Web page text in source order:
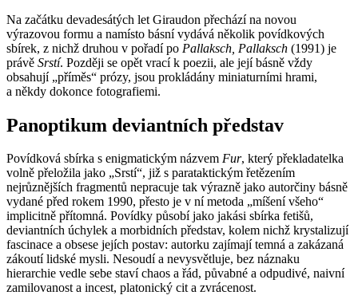
Na začátku devadesátých let Giraudon přechází na novou
výrazovou formu a namísto básní vydává několik povídkových
sbírek, z nichž druhou v pořadí po Pallaksch, Pallaksch (1991) je
právě Srstí. Později se opět vrací k poezii, ale její básně vždy
obsahují „příměs“ prózy, jsou prokládány miniaturními hrami,
a někdy dokonce fotografiemi.
Panoptikum deviantních představ
Povídková sbírka s enigmatickým názvem Fur, který překladatelka
volně přeložila jako „Srstí“, již s parataktickým řetězením
nejrůznějších fragmentů nepracuje tak výrazně jako autorčiny básně
vydané před rokem 1990, přesto je v ní metoda „míšení všeho“
implicitně přítomná. Povídky působí jako jakási sbírka fetišů,
deviantních úchylek a morbidních představ, kolem nichž krystalizují
fascinace a obsese jejích postav: autorku zajímají temná a zakázaná
zákoutí lidské mysli. Nesoudí a nevysvětluje, bez náznaku
hierarchie vedle sebe staví chaos a řád, půvabné a odpudivé, naivní
zamilovanost a incest, platonický cit a zvrácenost.